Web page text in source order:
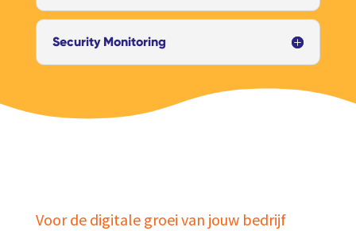
Security Monitoring
Voor de digitale groei van jouw bedrijf